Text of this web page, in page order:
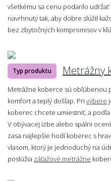
všetkému sa cenu podarilo udržať
navrhnutý tak, aby dobre slúžil
bez zbytočných kompromisov v
Typ produktu Metrážny
Metrážne koberce sú obľúbenou
komfort a teplý došľap. Pri výbere
koberec chcete umiestniť, a
V obývacej izbe alebo spálni
zasa najlepšie hodí koberec s
vlasom, ktorý je jednoduchý na
poslúžia záťažové metrážne